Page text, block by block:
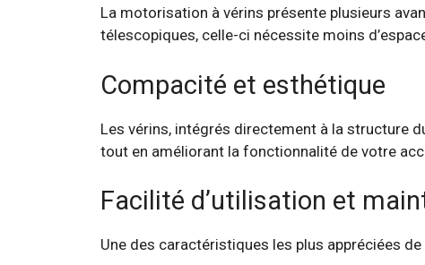
La motorisation à vérins présente plusieurs
télescopiques, celle-ci nécessite moins
Compacité et esthétique
Les vérins, intégrés directement à la structure
tout en améliorant la fonctionnalité de votre
Facilité d’utilisation et
Une des caractéristiques les plus appréciées